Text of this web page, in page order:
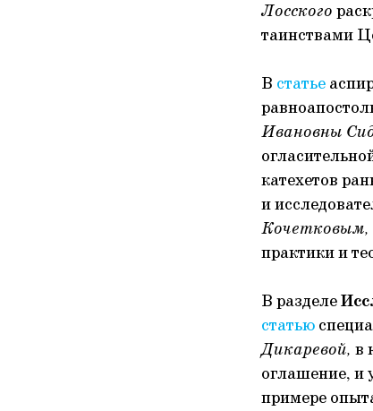
Лосского
таинствами
В статье
Ивановны
катехетов
и
Кочетковым,
практики и
В разделе
статью
Дикаревой, в
оглашение, и
примере